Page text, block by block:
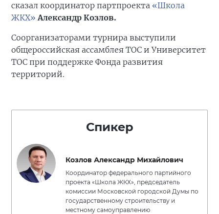
сказал координатор партпроекта «Школа
ЖКХ» Александр Козлов.
Соорганизаторами турнира выступили
общероссийская ассамблея ТОС и Университет
ТОС при поддержке Фонда развития
территорий.
Спикер
Козлов Александр Михайлович
Координатор федерального партийного
проекта «Школа ЖКХ», председатель
комиссии Московской городской Думы по
государственному строительству и
местному самоуправлению